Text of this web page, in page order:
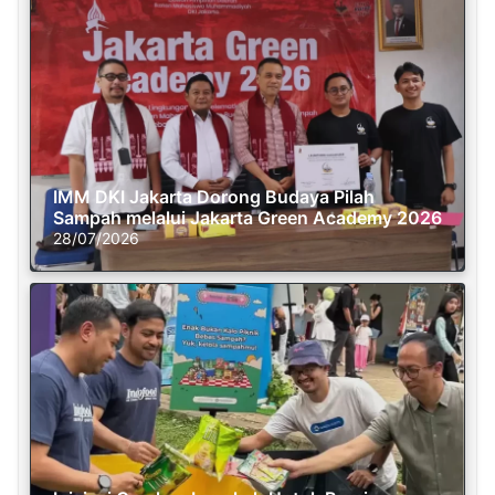
IMM DKI Jakarta Dorong Budaya Pilah
Sampah melalui Jakarta Green Academy 2026
28/07/2026